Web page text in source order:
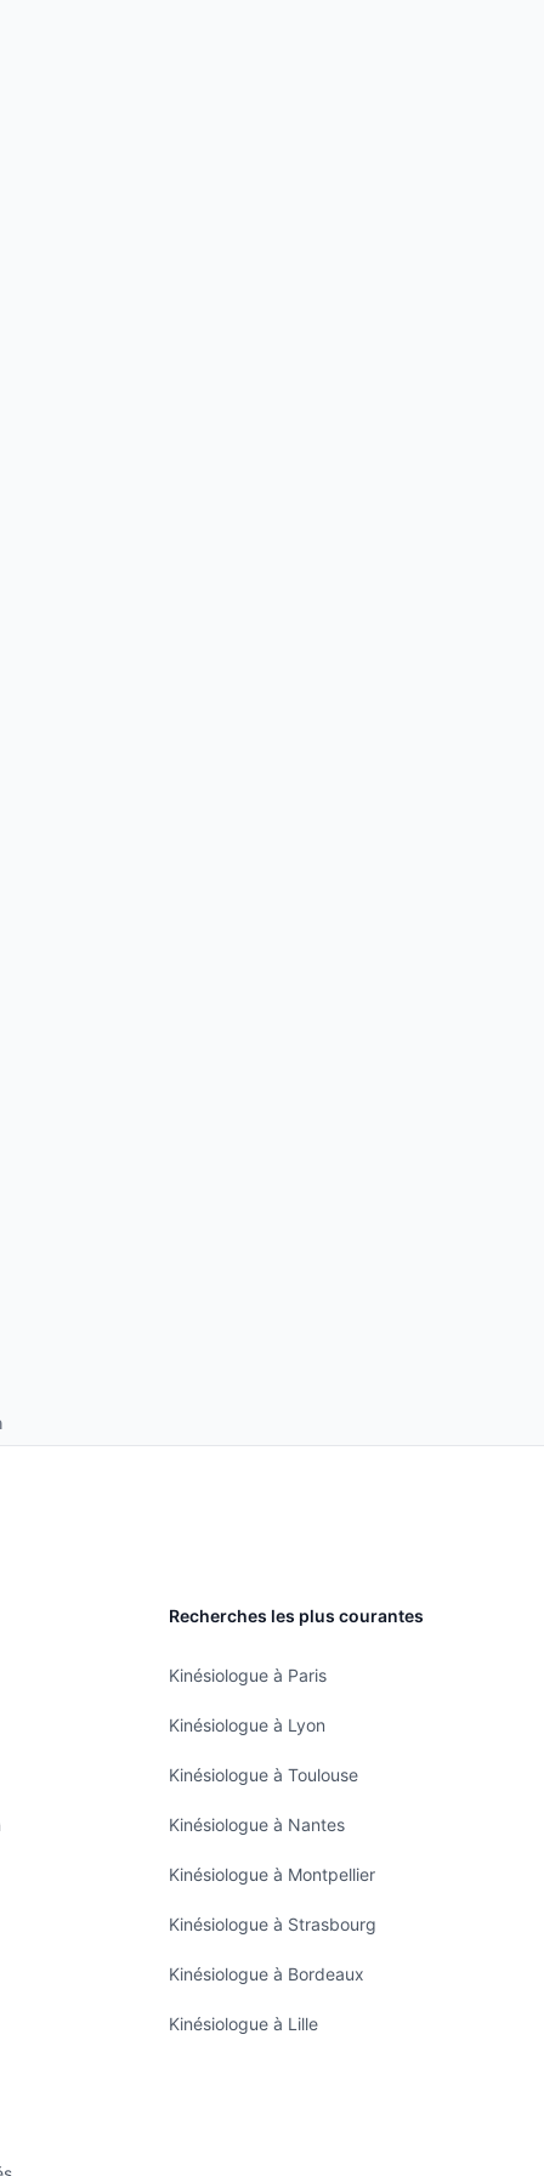
Recherches les plus courantes
Kinésiologue à Paris
Kinésiologue à Lyon
Kinésiologue à Toulouse
Kinésiologue à Nantes
Kinésiologue à Montpellier
Kinésiologue à Strasbourg
Kinésiologue à Bordeaux
Kinésiologue à Lille